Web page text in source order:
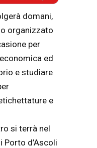
domani,
organizzato
per
ed
e studiare
e
si terrà nel
d’Ascoli